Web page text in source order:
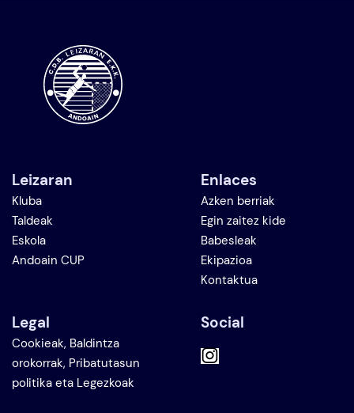
Leizaran
Kluba
Taldeak
Eskola
Andoain CUP
Enlaces
Azken berriak
Egin zaitez kide
Babesleak
Ekipazioa
Kontaktua
Legal
Cookieak, Baldintza
orokorrak, Pribatutasun
politika eta Legezkoak
Social